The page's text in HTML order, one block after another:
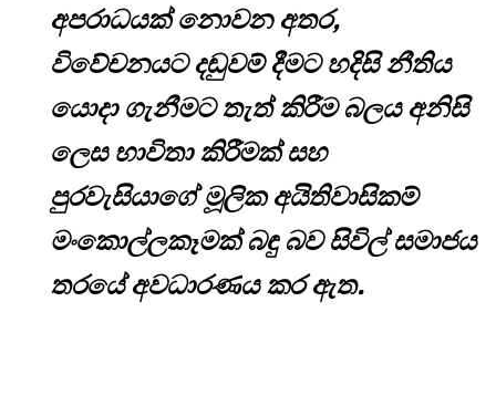
අපරාධයක් නොවන අතර,
විවේචනයට දඬුවම් දීමට හදිසි නීතිය
යොදා ගැනීමට තැත් කිරීම බලය අනිසි
ලෙස භාවිතා කිරීමක් සහ
පුරවැසියාගේ මූලික අයිතිවාසිකම්
මංකොල්ලකෑමක් බඳු බව සිවිල් සමාජය
තරයේ අවධාරණය කර ඇත.